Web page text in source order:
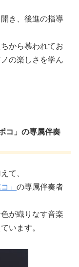
き、後進の指導
から慕われてお
の楽しさを学ん
コ」の専属伴奏
て、
」 の専属伴奏者
が織りなす音楽
います。